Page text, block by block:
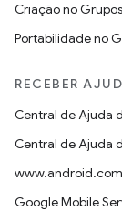
Criação no
Portabilidade no
RECEBER
Central de Ajuda
Central de Ajuda
www.android.com
Google Mobile